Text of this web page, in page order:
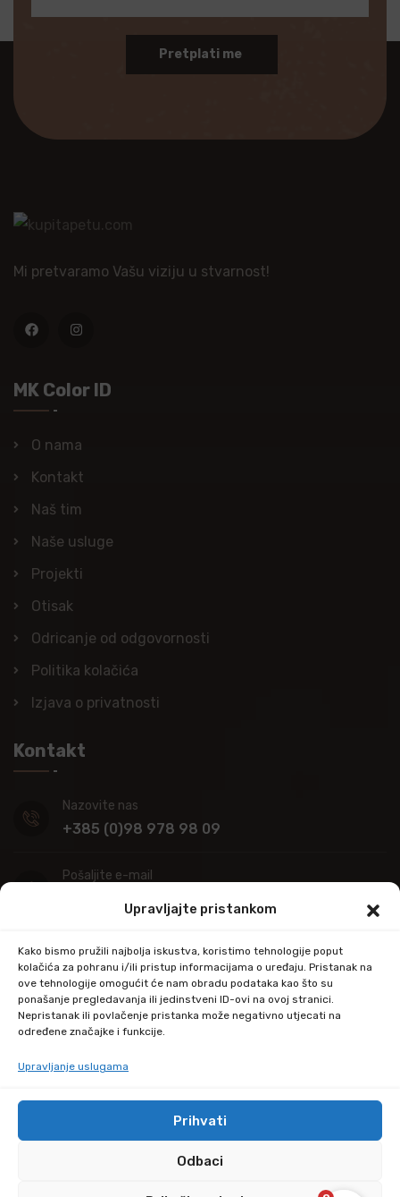
Upravljajte pristankom
Kako bismo pružili najbolja iskustva, koristimo tehnologije poput
kolačića za pohranu i/ili pristup informacijama o uređaju. Pristanak na
ove tehnologije omogućit će nam obradu podataka kao što su
ponašanje pregledavanja ili jedinstveni ID-ovi na ovoj stranici.
Nepristanak ili povlačenje pristanka može negativno utjecati na
određene značajke i funkcije.
Upravljanje uslugama
Prihvati
Odbaci
Pretplati me
Mi pretvaramo Vašu viziju u stvarnost!
MK Color ID
O nama
Kontakt
Naš tim
Naše usluge
Projekti
Otisak
Odricanje od odgovornosti
Politika kolačića
Izjava o privatnosti
Kontakt
Nazovite nas
+385 (0)98 978 98 09
Pošaljite e-mail
Adresa
Industrijska ulica 39,
34000 Požega
© Copyright 2024 by kupitapetu.com